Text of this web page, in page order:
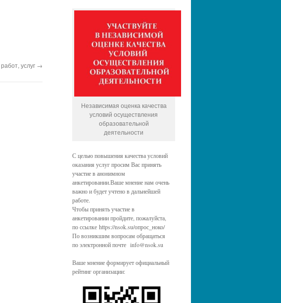
услуг →
Независимая оценка качества
условий осуществления
образовательной
деятельности
С целью повышения качества условий
оказания услуг просим Вас принять
участие в анонимном
анкетировании.Ваше мнение нам очень
важно и будет учтено в дальнейшей
работе.
Чтобы принять участие в
анкетировании пройдите, пожалуйста,
по ссылке https://nsok.su/опрос_ноко/
По возникшим вопросам обращаться
по электронной почте info@nsok.su
Ваше мнение формирует официальный
рейтинг организации: